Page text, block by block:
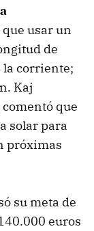
usar un
de
la corriente;
Kaj
que
solar para
próximas
su meta de
euros